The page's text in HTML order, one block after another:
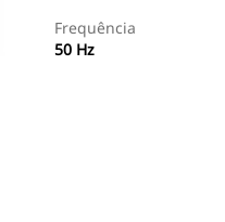
Frequência
50 Hz